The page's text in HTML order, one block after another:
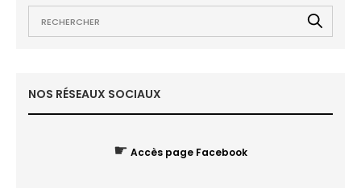
NOS RÉSEAUX SOCIAUX
☛ Accès page Facebook